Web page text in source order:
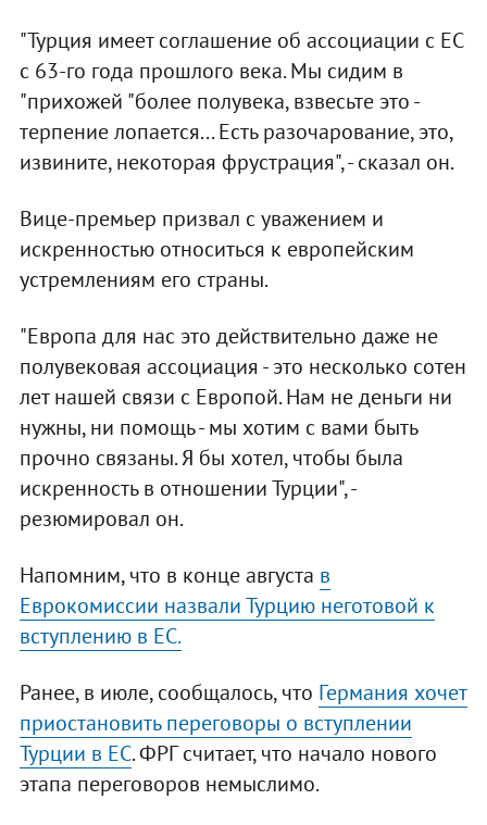
"Турция имеет соглашение об ассоциации с ЕС
с 63-го года прошлого века. Мы сидим в
"прихожей "более полувека, взвесьте это -
терпение лопается... Есть разочарование, это,
извините, некоторая фрустрация", - сказал он.
Вице-премьер призвал с уважением и
искренностью относиться к европейским
устремлениям его страны.
"Европа для нас это действительно даже не
полувековая ассоциация - это несколько сотен
лет нашей связи с Европой. Нам не деньги ни
нужны, ни помощь - мы хотим с вами быть
прочно связаны. Я бы хотел, чтобы была
искренность в отношении Турции", -
резюмировал он.
Напомним, что в конце августа в
Еврокомиссии назвали Турцию неготовой к
вступлению в ЕС.
Ранее, в июле, сообщалось, что Германия хочет
приостановить переговоры о вступлении
Турции в ЕС. ФРГ считает, что начало нового
этапа переговоров немыслимо.